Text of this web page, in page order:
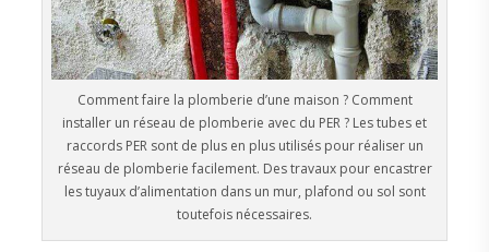
Comment faire la plomberie d’une maison ? Comment
installer un réseau de plomberie avec du PER ? Les tubes et
raccords PER sont de plus en plus utilisés pour réaliser un
réseau de plomberie facilement. Des travaux pour encastrer
les tuyaux d’alimentation dans un mur, plafond ou sol sont
toutefois nécessaires.